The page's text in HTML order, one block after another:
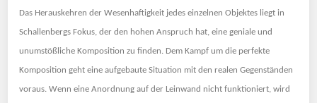
Das Herauskehren der Wesenhaftigkeit jedes einzelnen Objektes liegt in
Schallenbergs Fokus, der den hohen Anspruch hat, eine geniale und
unumstößliche Komposition zu finden. Dem Kampf um die perfekte
Komposition geht eine aufgebaute Situation mit den realen Gegenständen
voraus. Wenn eine Anordnung auf der Leinwand nicht funktioniert, wird